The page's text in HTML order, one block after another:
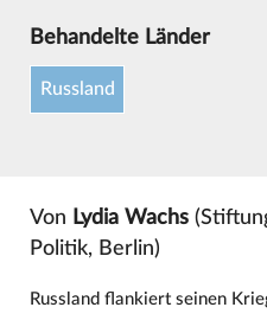
Behandelte Länder
Russland
Von Lydia Wachs
Politik, Berlin)
Russland flankiert seinen